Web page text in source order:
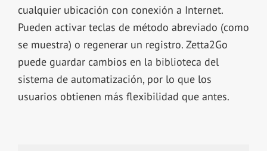
cualquier ubicación con conexión a Internet.
Pueden activar teclas de método abreviado (como
se muestra) o regenerar un registro. Zetta2Go
puede guardar cambios en la biblioteca del
sistema de automatización, por lo que los
usuarios obtienen más flexibilidad que antes.